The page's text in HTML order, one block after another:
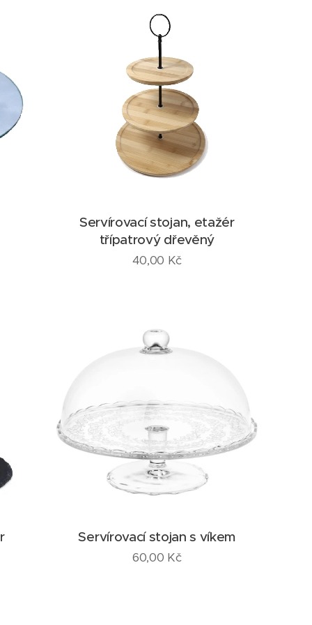
Servírovací stojan, etažér
třípatrový dřevěný
40,00 Kč
Servírovací stojan s víkem
60,00 Kč